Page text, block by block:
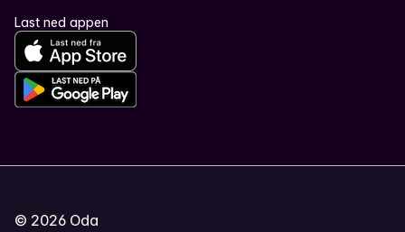
Last ned appen
© 2026 Oda